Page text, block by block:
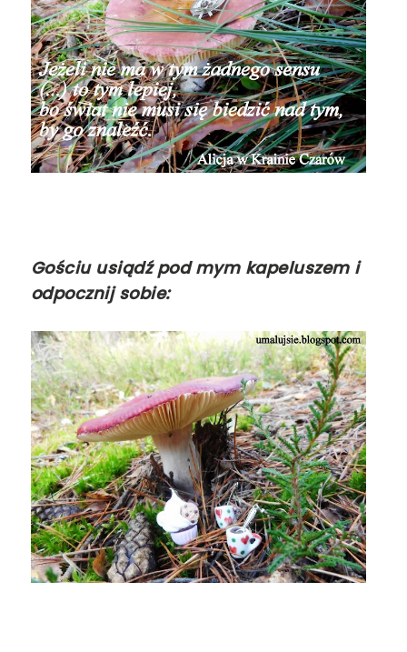
Gościu usiądź pod mym kapeluszem i
odpocznij sobie: